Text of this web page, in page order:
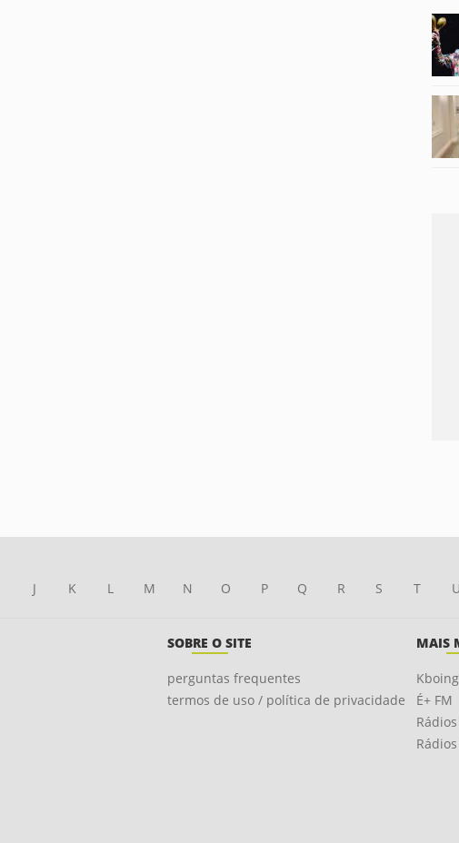
J K L M N O P Q R S T U
SOBRE O SITE
perguntas frequentes
termos de uso / política de privacidade
MAIS
É+ FM